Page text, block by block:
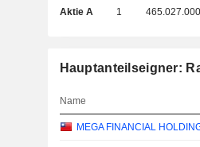
Aktie A 1 465.027.000
Hauptanteilseigner:
Name
MEGA FINANCIAL